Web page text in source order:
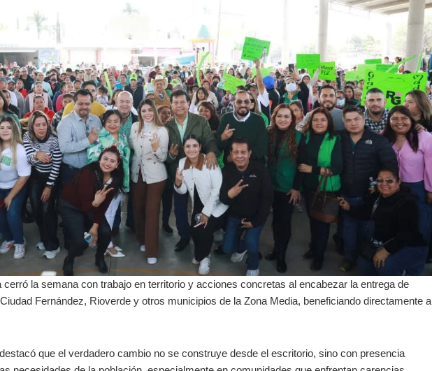
la semana con trabajo en territorio y acciones concretas al encabezar la entrega de
Fernández, Rioverde y otros municipios de la Zona Media, beneficiando directamente a
que el verdadero cambio no se construye desde el escritorio, sino con presencia